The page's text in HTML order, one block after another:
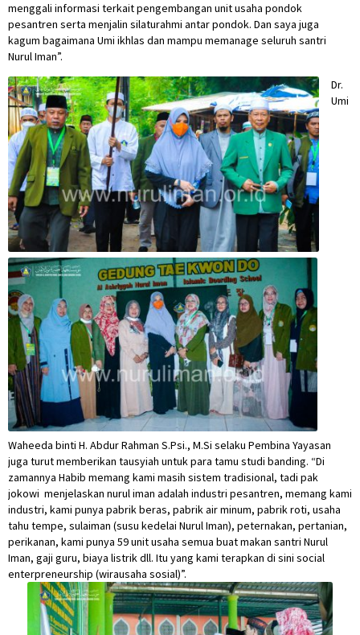
menggali informasi terkait pengembangan unit usaha pondok
pesantren serta menjalin silaturahmi antar pondok. Dan saya juga
kagum bagaimana Umi ikhlas dan mampu memanage seluruh santri
Nurul Iman”.
Dr.
Umi
Waheeda binti H. Abdur Rahman S.Psi., M.Si selaku Pembina Yayasan
juga turut memberikan tausyiah untuk para tamu studi banding. “Di
zamannya Habib memang kami masih sistem tradisional, tadi pak
jokowi menjelaskan nurul iman adalah industri pesantren, memang kami
industri, kami punya pabrik beras, pabrik air minum, pabrik roti, usaha
tahu tempe, sulaiman (susu kedelai Nurul Iman), peternakan, pertanian,
perikanan, kami punya 59 unit usaha semua buat makan santri Nurul
Iman, gaji guru, biaya listrik dll. Itu yang kami terapkan di sini social
enterpreneurship (wirausaha sosial)”.